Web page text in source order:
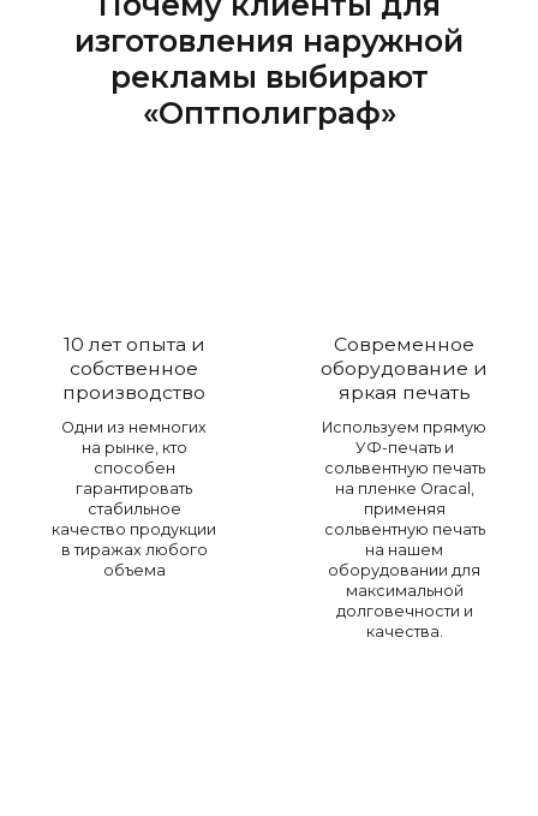
изготовления наружной
рекламы выбирают
«Оптполиграф»
10 лет опыта и
собственное
производство
Одни из немногих
на рынке, кто
способен
гарантировать
стабильное
качество продукции
в тиражах любого
объема
Современное
оборудование и
яркая печать
Используем прямую
УФ-печать и
сольвентную печать
на пленке Oracal,
применяя
сольвентную печать
на нашем
оборудовании для
максимальной
долговечности и
качества.